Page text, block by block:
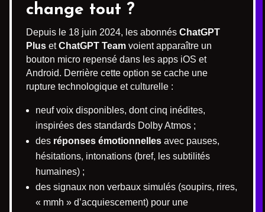
change tout ?
Depuis le 18 juin 2024, les abonnés ChatGPT
Plus etChatGPT Team voient apparaître un
bouton micro repensé dans les apps iOS et
Android. Derrière cette option se cache une
rupture technologique et culturelle :
neuf voix disponibles, dont cinq inédites,
inspirées des standards Dolby Atmos ;
des réponses émotionnelles avec pauses,
hésitations, intonations (bref, les subtilités
humaines) ;
des signaux non verbaux simulés (soupirs, rires,
« mmh » d’acquiescement) pour une